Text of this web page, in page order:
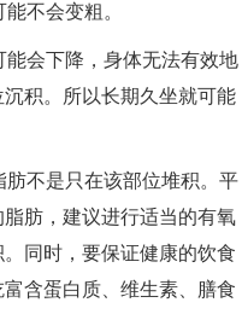
不会变粗。
会下降，身体无法有效地
积。所以长期久坐就可能
不是只在该部位堆积。平
肪，建议进行适当的有氧
同时，要保证健康的饮食
含蛋白质、维生素、膳食